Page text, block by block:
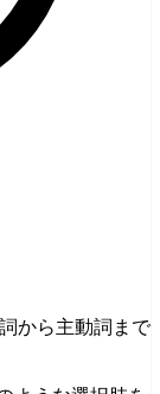
から主動詞まで